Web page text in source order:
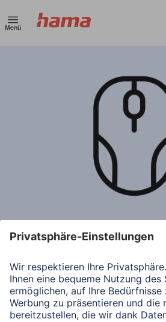
Menü
Hilfe &
zu PC- &
Zubehör